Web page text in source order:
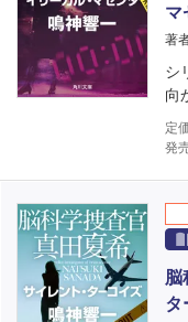
マ
著
シ
向
定
発
脳
タ